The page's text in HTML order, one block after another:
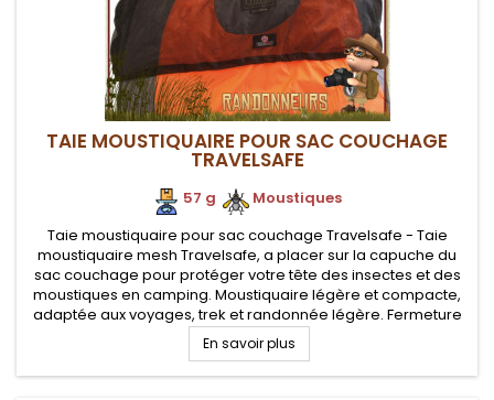
TAIE MOUSTIQUAIRE POUR SAC COUCHAGE
TRAVELSAFE
57 g
Moustiques
Taie moustiquaire pour sac couchage Travelsafe - Taie
moustiquaire mesh Travelsafe, a placer sur la capuche du
sac couchage pour protéger votre tête des insectes et des
moustiques en camping. Moustiquaire légère et compacte,
adaptée aux voyages, trek et randonnée légère. Fermeture
par élastiques autour du sac couchage
En savoir plus